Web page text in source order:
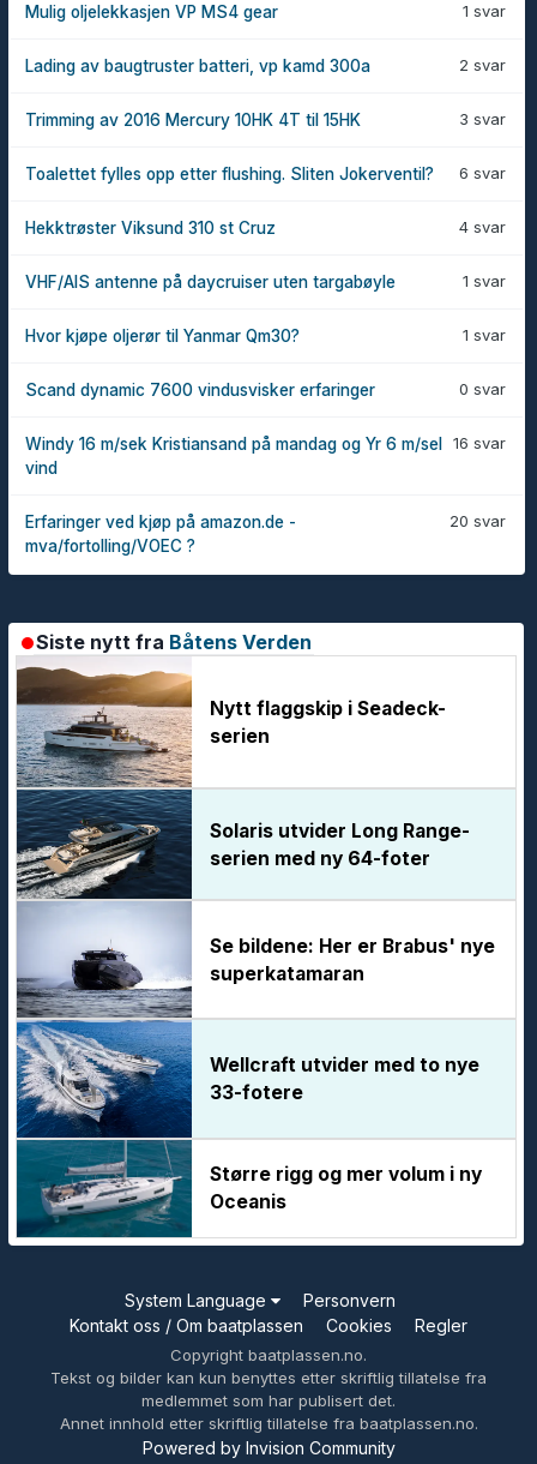
1 svar
Mulig oljelekkasjen VP MS4 gear
2 svar
Lading av baugtruster batteri, vp kamd 300a
3 svar
Trimming av 2016 Mercury 10HK 4T til 15HK
6 svar
Toalettet fylles opp etter flushing. Sliten Jokerventil?
4 svar
Hekktrøster Viksund 310 st Cruz
1 svar
VHF/AIS antenne på daycruiser uten targabøyle
1 svar
Hvor kjøpe oljerør til Yanmar Qm30?
0 svar
Scand dynamic 7600 vindusvisker erfaringer
16 svar
Windy 16 m/sek Kristiansand på mandag og Yr 6 m/sel
vind
20 svar
Erfaringer ved kjøp på amazon.de -
mva/fortolling/VOEC ?
Siste nytt fra Båtens Verden
Nytt flaggskip i Seadeck-
serien
Solaris utvider Long Range-
serien med ny 64-foter
Se bildene: Her er Brabus' nye
superkatamaran
Wellcraft utvider med to nye
33-fotere
Større rigg og mer volum i ny
Oceanis
System Language
Personvern
Kontakt oss / Om baatplassen
Cookies Regler
Copyright baatplassen.no.
Tekst og bilder kan kun benyttes etter skriftlig tillatelse fra
medlemmet som har publisert det.
Annet innhold etter skriftlig tillatelse fra baatplassen.no.
Powered by Invision Community